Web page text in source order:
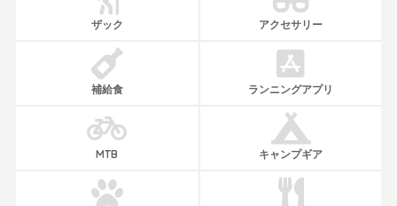
ザック アクセサリー
補給食 ランニングアプリ
MTB キャンプギア